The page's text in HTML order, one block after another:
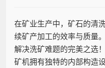
在矿业生产中，矿石的清
续矿产加工的效率与质量
解决洗矿难题的完美之选
矿机拥有独特的内部构造